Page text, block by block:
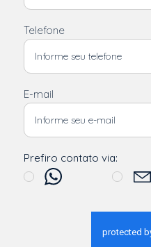
Telefone
E-mail
Prefiro contato via: